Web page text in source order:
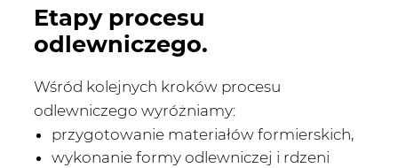
Etapy procesu
odlewniczego.
Wśród kolejnych kroków procesu
odlewniczego wyróżniamy:
przygotowanie materiałów formierskich,
wykonanie formy odlewniczej i rdzeni